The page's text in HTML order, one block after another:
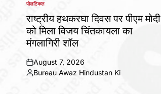
POSTED
पोलटिकल
राष्ट्रीय हथकरघा दिवस पर पीएम मोदी
को मिला विजय चिंतकायला का
मंगलागिरी शॉल
on
August 7, 2026
Posted
Bureau Awaz Hindustan Ki